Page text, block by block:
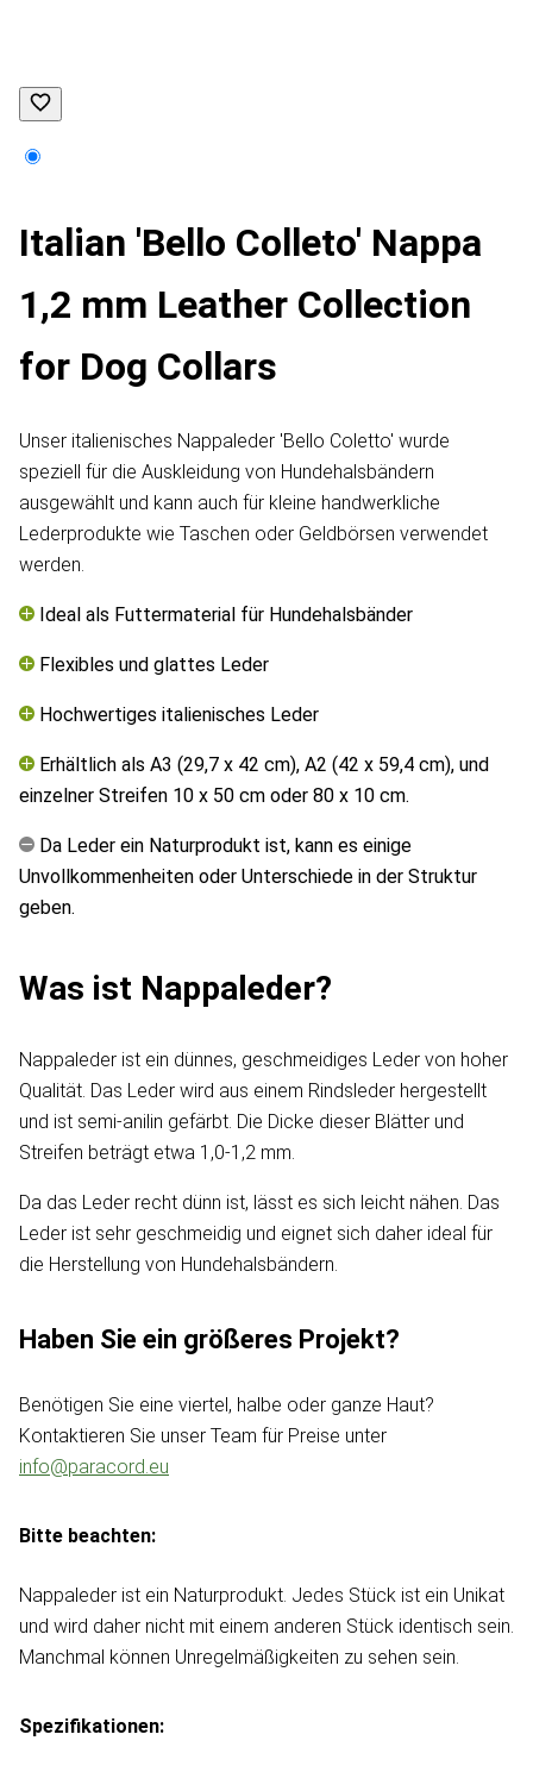
Italian 'Bello Colleto' Nappa
1,2 mm Leather Collection
for Dog Collars
Unser italienisches Nappaleder 'Bello Coletto' wurde
speziell für die Auskleidung von Hundehalsbändern
ausgewählt und kann auch für kleine handwerkliche
Lederprodukte wie Taschen oder Geldbörsen verwendet
werden.
Ideal als Futtermaterial für Hundehalsbänder
Flexibles und glattes Leder
Hochwertiges italienisches Leder
Erhältlich als A3 (29,7 x 42 cm), A2 (42 x 59,4 cm), und
einzelner Streifen 10 x 50 cm oder 80 x 10 cm.
Da Leder ein Naturprodukt ist, kann es einige
Unvollkommenheiten oder Unterschiede in der Struktur
geben.
Was ist Nappaleder?
Nappaleder ist ein dünnes, geschmeidiges Leder von hoher
Qualität. Das Leder wird aus einem Rindsleder hergestellt
und ist semi-anilin gefärbt. Die Dicke dieser Blätter und
Streifen beträgt etwa 1,0-1,2 mm.
Da das Leder recht dünn ist, lässt es sich leicht nähen. Das
Leder ist sehr geschmeidig und eignet sich daher ideal für
die Herstellung von Hundehalsbändern.
Haben Sie ein größeres Projekt?
Benötigen Sie eine viertel, halbe oder ganze Haut?
Kontaktieren Sie unser Team für Preise unter
info@paracord.eu
Bitte beachten:
Nappaleder ist ein Naturprodukt. Jedes Stück ist ein Unikat
und wird daher nicht mit einem anderen Stück identisch sein.
Manchmal können Unregelmäßigkeiten zu sehen sein.
Spezifikationen: